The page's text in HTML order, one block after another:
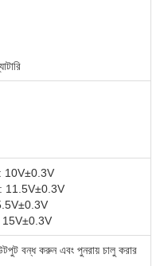
10V±0.3V
11.5V±0.3V
15V±0.3V
বন্ধ করুন এবং পুনরায় চালু করার